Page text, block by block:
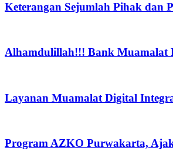
Keterangan Sejumlah Pihak dan
Alhamdulillah!!! Bank Muamalat
Layanan Muamalat Digital
Program AZKO Purwakarta,